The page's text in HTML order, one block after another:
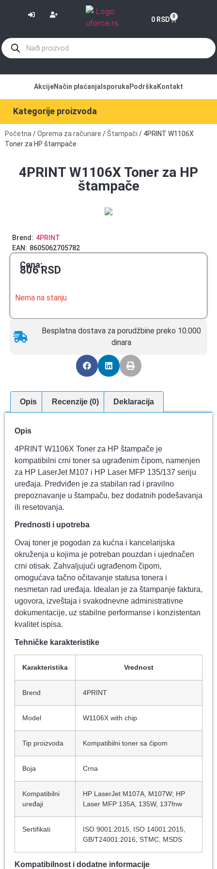
0 RSD 0
Kategorije proizvoda
AkcijeNačin plaćanja Isporuka Podrška Kontakt
Početna /Oprema za računare / Štampači / 4PRINT W1106X
Toner za HP štampače
4PRINT W1106X Toner za HP
štampače
Brend: 4PRINT
EAN: 8605062705782
Cena:
806RSD
Nema na stanju
Besplatna dostava za porudžbine preko 10.000
dinara
Opis Recenzije (0) Deklaracija
Opis
4PRINT W1106X Toner za HP štampače je
kompatibilni crni toner sa ugrađenim čipom, namenjen
za HP LaserJet M107 i HP Laser MFP 135/137 seriju
uređaja. Predviđen je za stabilan rad i pravilno
prepoznavanje u štampaču, bez dodatnih podešavanja
ili resetovanja.
Prednosti i upotreba
Ovaj toner je pogodan za kućna i kancelarijska
okruženja u kojima je potreban pouzdan i ujednačen
crni otisak. Zahvaljujući ugrađenom čipom,
omogućava tačno očitavanje statusa tonera i
nesmetan rad uređaja. Idealan je za štampanje faktura,
ugovora, izveštaja i svakodnevne administrativne
dokumentacije, uz stabilne performanse i konzistentan
kvalitet ispisa.
Tehničke karakteristike
Karakteristika Vrednost
Brend 4PRINT
Model W1106X with chip
Tip proizvoda Kompatibilni toner sa čipom
Boja Crna
Kompatibilni
uređaji
HP LaserJet M107A, M107W; HP
Laser MFP 135A, 135W, 137fnw
Sertifikati
ISO 9001:2015, ISO 14001:2015,
GB/T24001:2016, STMC, MSDS
Kompatibilnost i dodatne informacije